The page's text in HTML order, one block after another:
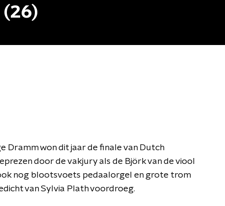
(26)
Dramm won dit jaar de finale van Dutch
door de vakjury als de Björk van de viool
nog blootsvoets pedaalorgel en grote trom
van Sylvia Plath voordroeg.